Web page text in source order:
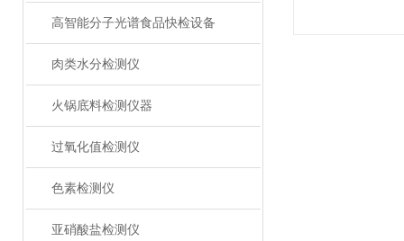
高智能分子光谱食品快检设备
肉类水分检测仪
火锅底料检测仪器
过氧化值检测仪
色素检测仪
亚硝酸盐检测仪